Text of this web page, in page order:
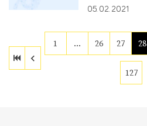
05. 02. 2021
1 … 26 27 28
127